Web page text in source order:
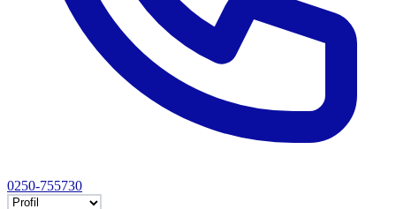
0250-755730
Selectează tab